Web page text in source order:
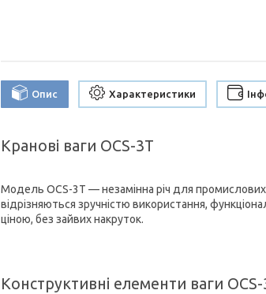
Опис Характеристики
Кранові ваги OCS-3Т
Модель OCS-3Т — незамінна річ для промислових
відрізняються зручністю використання,
ціною, без зайвих накруток.
Конструктивні елементи ваги